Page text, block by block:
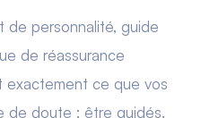
de personnalité, guide
de réassurance
exactement ce que vos
de doute : être guidés.